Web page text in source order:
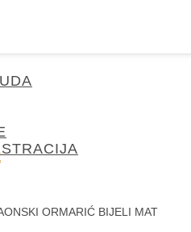
ORMARIĆ BIJELI MAT